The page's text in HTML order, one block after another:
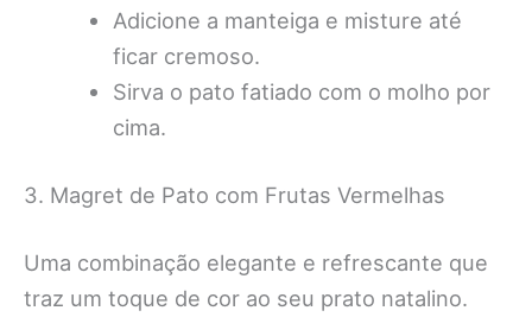
Adicione a manteiga e misture até
ficar cremoso.
Sirva o pato fatiado com o molho por
cima.
3. Magret de Pato com Frutas Vermelhas
Uma combinação elegante e refrescante que
traz um toque de cor ao seu prato natalino.